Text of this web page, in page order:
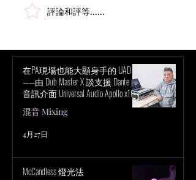
超越立體聲混音：深入探
評論和評等......
在PA現場也能大顯身手的 UAD！
——由 Dub Master X 談支援 Dante 的
音訊介面 Universal Audio Apollo x16D
的魅力
混音 Mixing
4月27日
McCandless 燈光法